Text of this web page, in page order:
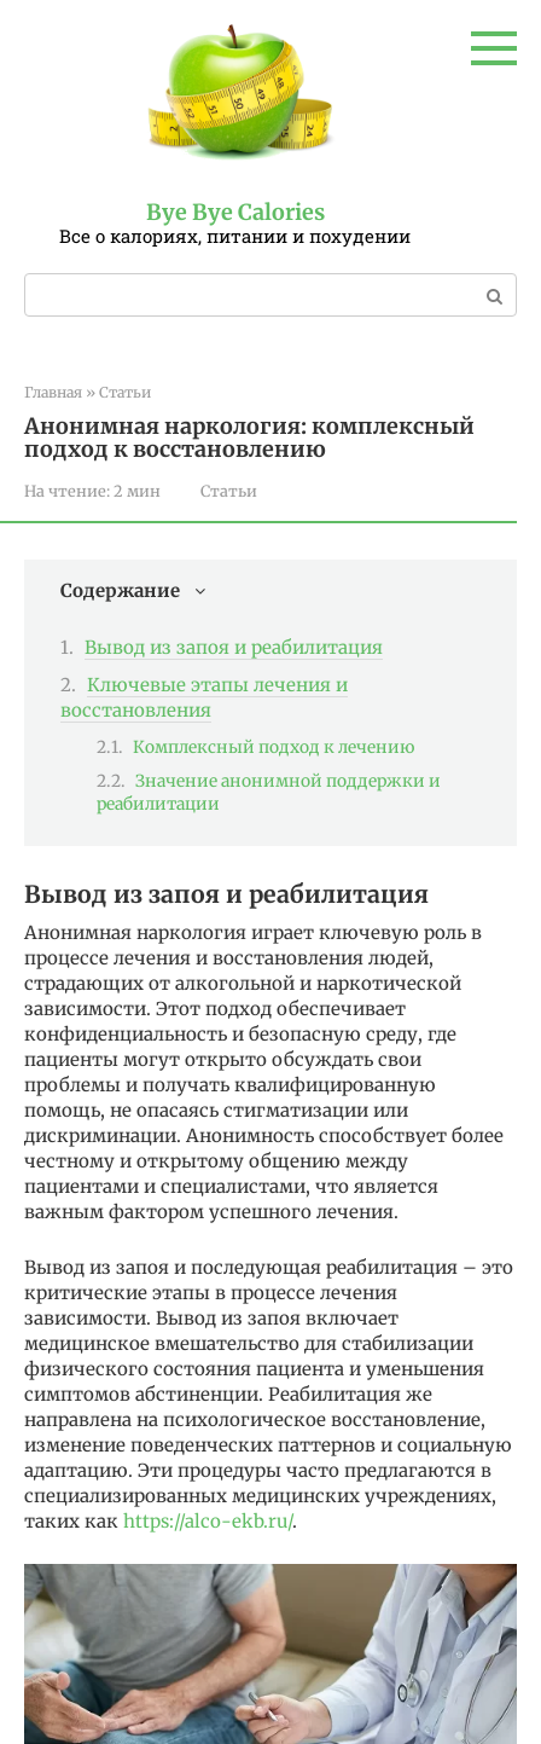
Bye Bye Calories
Все о калориях, питании и похудении
Поиск:
Главная » Статьи
Анонимная наркология: комплексный
подход к восстановлению
На чтение: 2 мин Статьи
Содержание
Вывод из запоя и реабилитация
Ключевые этапы лечения и
восстановления
Комплексный подход к лечению
Значение анонимной поддержки и
реабилитации
Вывод из запоя и реабилитация
Анонимная наркология играет ключевую роль в
процессе лечения и восстановления людей,
страдающих от алкогольной и наркотической
зависимости. Этот подход обеспечивает
конфиденциальность и безопасную среду, где
пациенты могут открыто обсуждать свои
проблемы и получать квалифицированную
помощь, не опасаясь стигматизации или
дискриминации. Анонимность способствует более
честному и открытому общению между
пациентами и специалистами, что является
важным фактором успешного лечения.
Вывод из запоя и последующая реабилитация – это
критические этапы в процессе лечения
зависимости. Вывод из запоя включает
медицинское вмешательство для стабилизации
физического состояния пациента и уменьшения
симптомов абстиненции. Реабилитация же
направлена на психологическое восстановление,
изменение поведенческих паттернов и социальную
адаптацию. Эти процедуры часто предлагаются в
специализированных медицинских учреждениях,
таких как https://alco-ekb.ru/.